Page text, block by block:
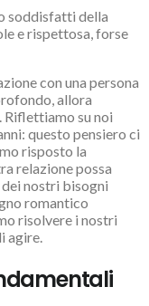
soddisfatti della
e rispettosa, forse
con una persona
allora
Riflettiamo su noi
questo pensiero ci
risposto la
relazione possa
nostri bisogni
romantico
risolvere i nostri
agire.